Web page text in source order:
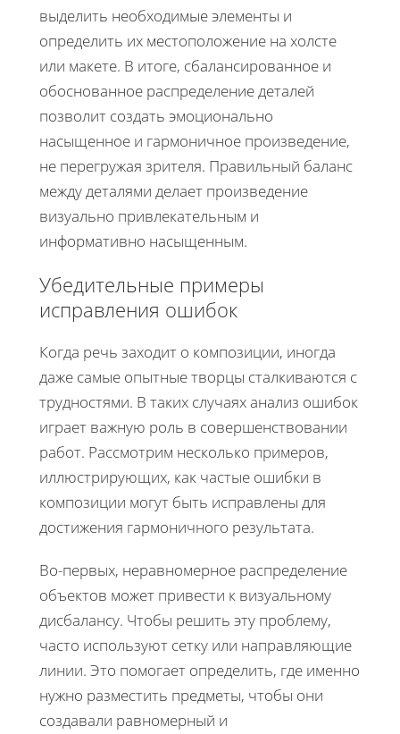
выделить необходимые элементы и
определить их местоположение на холсте
или макете. В итоге, сбалансированное и
обоснованное распределение деталей
позволит создать эмоционально
насыщенное и гармоничное произведение,
не перегружая зрителя. Правильный баланс
между деталями делает произведение
визуально привлекательным и
информативно насыщенным.
Убедительные примеры
исправления ошибок
Когда речь заходит о композиции, иногда
даже самые опытные творцы сталкиваются с
трудностями. В таких случаях анализ ошибок
играет важную роль в совершенствовании
работ. Рассмотрим несколько примеров,
иллюстрирующих, как частые ошибки в
композиции могут быть исправлены для
достижения гармоничного результата.
Во-первых, неравномерное распределение
объектов может привести к визуальному
дисбалансу. Чтобы решить эту проблему,
часто используют сетку или направляющие
линии. Это помогает определить, где именно
нужно разместить предметы, чтобы они
создавали равномерный и